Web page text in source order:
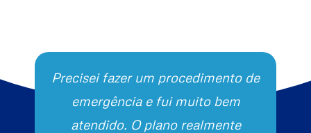
Precisei fazer um procedimento de
emergência e fui muito bem
atendido. O plano realmente